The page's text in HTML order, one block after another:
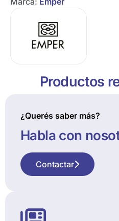
Productos
¿Querés saber más?
Habla con
Contactar